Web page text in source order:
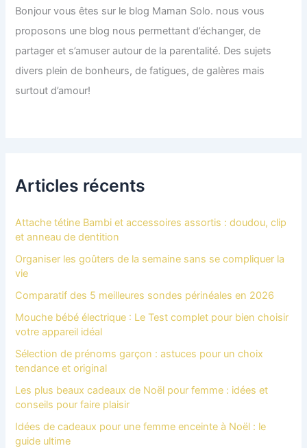
Bonjour vous êtes sur le blog Maman Solo. nous vous
proposons une blog nous permettant d’échanger, de
partager et s’amuser autour de la parentalité. Des sujets
divers plein de bonheurs, de fatigues, de galères mais
surtout d’amour!
Articles récents
Attache tétine Bambi et accessoires assortis : doudou, clip
et anneau de dentition
Organiser les goûters de la semaine sans se compliquer la
vie
Comparatif des 5 meilleures sondes périnéales en 2026
Mouche bébé électrique : Le Test complet pour bien choisir
votre appareil idéal
Sélection de prénoms garçon : astuces pour un choix
tendance et original
Les plus beaux cadeaux de Noël pour femme : idées et
conseils pour faire plaisir
Idées de cadeaux pour une femme enceinte à Noël : le
guide ultime